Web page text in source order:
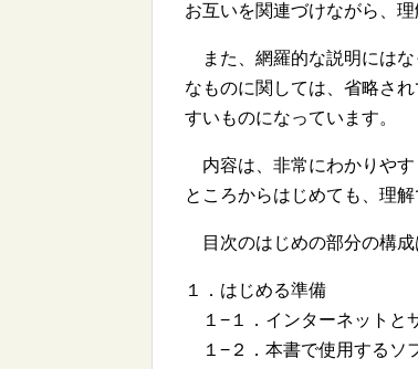
お互いを関連づけながら、
また、網羅的な説明にはな
なものに関しては、省略さ
すいものになっています。
内容は、非常にわかりやす
ところからはじめても、理
目次のはじめの部分の構成
１．はじめる準備
１−１．インターネットと
１−２．本書で使用するソ